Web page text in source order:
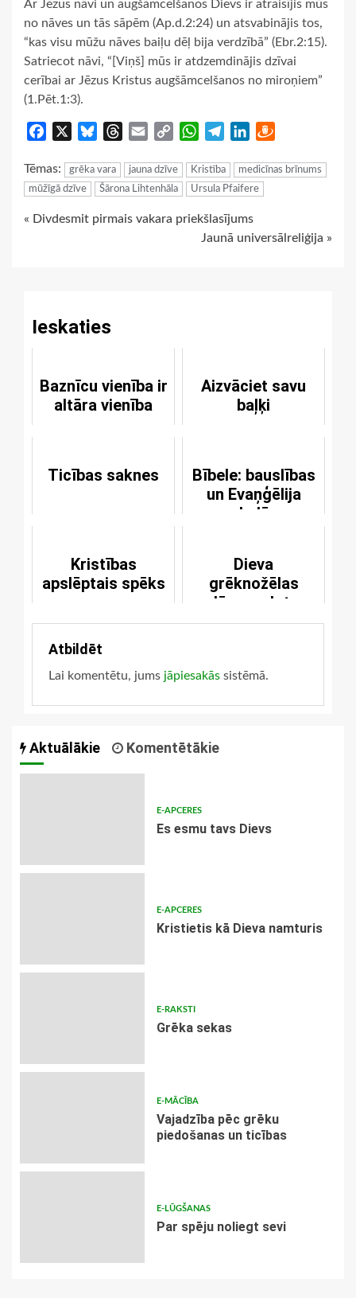
Ar Jēzus nāvi un augšāmcelšanos Dievs ir atraisījis mūs
no nāves un tās sāpēm (Ap.d.2:24) un atsvabinājis tos,
“kas visu mūžu nāves baiļu dēļ bija verdzībā” (Ebr.2:15).
Satriecot nāvi, “[Viņš] mūs ir atdzemdinājis dzīvai
cerībai ar Jēzus Kristus augšāmcelšanos no miro­ņiem”
(1.Pēt.1:3).
Facebook BlueskyThreads
Email
Copy
WhatsApp
TelegramLinkedIn
Tēmas: grēka vara jauna dzīve Kristība
medicīnas brīnums
mūžīgā dzīve
Šārona Lihtenhāla Ursula Pfaifere
Continue
« Divdesmit pirmais vakara priekšlasījums
Jaunā universālreliģija »
Ieskaties
Baznīcu vienība ir
altāra vienība
Aizvāciet savu
baļķi
Ticības saknes
Bībele: bauslības
un Evaņģēlija
gobelēns
Kristības
apslēptais spēks
Dieva
grēknožēlas
dāvana dota
bērniem
Atbildēt
Lai komentētu, jums jāpiesakās sistēmā.
Aktuālākie Komentētākie
E-APCERES
Es esmu tavs Dievs
E-APCERES
Kristietis kā Dieva namturis
E-RAKSTI
Grēka sekas
E-MĀCĪBA
Vajadzība pēc grēku
piedošanas un ticības
E-LŪGŠANAS
Par spēju noliegt sevi